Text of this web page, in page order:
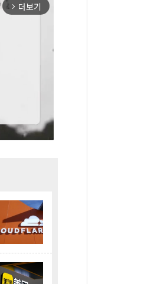
arrow_forward_ios 더보기